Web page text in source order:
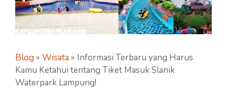
Blog » Wisata » Informasi Terbaru yang Harus
Kamu Ketahui tentang Tiket Masuk Slanik
Waterpark Lampung!